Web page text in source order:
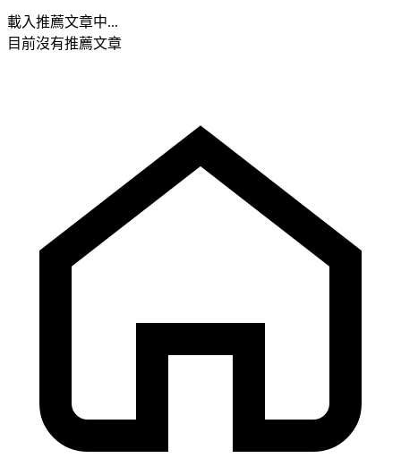
載入推薦文章中...
目前沒有推薦文章